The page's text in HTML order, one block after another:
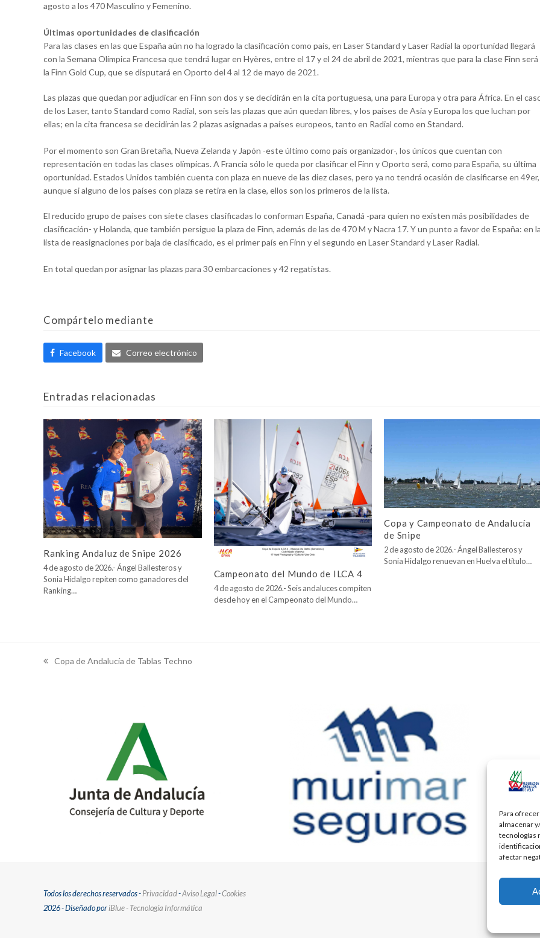
Para
almacenar
tecnologías
afectar
agosto a los 470 Masculino y Femenino.
Últimas oportunidades de clasificación
Para las clases en las que España aún no ha logrado la clasificación como país, en Laser Standard y Laser Radial la oportunidad llegará
con la Semana Olímpica Francesa que tendrá lugar en Hyères, entre el 17 y el 24 de abril de 2021, mientras que para la clase Finn será
la Finn Gold Cup, que se disputará en Oporto del 4 al 12 de mayo de 2021.
Las plazas que quedan por adjudicar en Finn son dos y se decidirán en la cita portuguesa, una para Europa y otra para África. En el
de los Laser, tanto Standard como Radial, son seis las plazas que aún quedan libres, y los países de Asia y Europa los que luchan por
ellas; en la cita francesa se decidirán las 2 plazas asignadas a países europeos, tanto en Radial como en Standard.
Por el momento son Gran Bretaña, Nueva Zelanda y Japón -este último como país organizador-, los únicos que cuentan con
representación en todas las clases olímpicas. A Francia sólo le queda por clasificar el Finn y Oporto será, como para España, su última
oportunidad. Estados Unidos también cuenta con plaza en nueve de las diez clases, pero ya no tendrá ocasión de clasificarse en 49er,
aunque si alguno de los países con plaza se retira en la clase, ellos son los primeros de la lista.
El reducido grupo de países con siete clases clasificadas lo conforman España, Canadá -para quien no existen más posibilidades de
clasificación- y Holanda, que también persigue la plaza de Finn, además de las de 470 M y Nacra 17. Y un punto a favor de España: en la
lista de reasignaciones por baja de clasificado, es el primer país en Finn y el segundo en Laser Standard y Laser Radial.
En total quedan por asignar las plazas para 30 embarcaciones y 42 regatistas.
Compártelo mediante
Facebook Correo electrónico
Entradas relacionadas
Ranking Andaluz de Snipe 2026
4 de agosto de 2026.- Ángel Ballesteros y
Sonia Hidalgo repiten como ganadores del
Ranking…
Campeonato del Mundo de ILCA 4
4 de agosto de 2026.- Seis andaluces compiten
desde hoy en el Campeonato del Mundo…
Copa y Campeonato de Andalucía
de Snipe
2 de agosto de 2026.- Ángel Ballesteros y
Sonia Hidalgo renuevan en Huelva el título…
previous
Copa de Andalucía de Tablas Techno
Todos los derechos reservados -Privacidad-Aviso Legal-Cookies
2026 - Diseñado poriBlue - Tecnología Informática